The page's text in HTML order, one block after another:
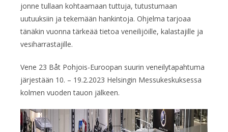
jonne tullaan kohtaamaan tuttuja, tutustumaan
uutuuksiin ja tekemään hankintoja. Ohjelma tarjoaa
tänäkin vuonna tärkeää tietoa veneilijöille, kalastajille ja
vesiharrastajille.
Vene 23 Båt Pohjois-Euroopan suurin veneilytapahtuma
järjestään 10. – 19.2.2023 Helsingin Messukeskuksessa
kolmen vuoden tauon jälkeen.